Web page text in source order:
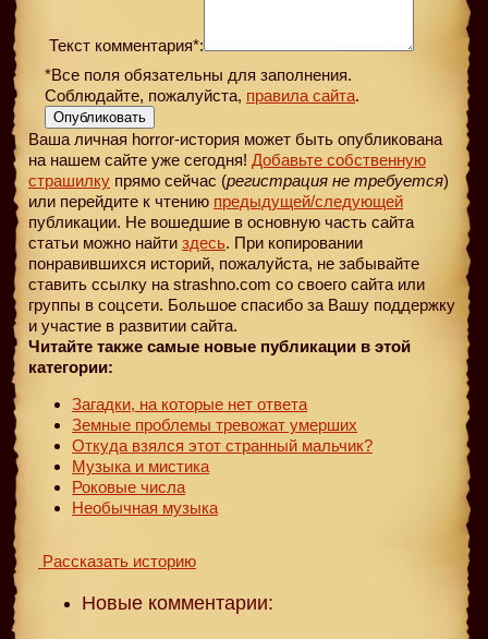
Текст комментария*:
*Все поля обязательны для заполнения.
Соблюдайте, пожалуйста, правила сайта.
Опубликовать
Ваша личная horror-история может быть опубликована
на нашем сайте уже сегодня! Добавьте собственную
страшилку прямо сейчас (регистрация не требуется)
или перейдите к чтению предыдущей/следующей
публикации. Не вошедшие в основную часть сайта
статьи можно найти здесь. При копировании
понравившихся историй, пожалуйста, не забывайте
ставить ссылку на strashno.com со своего сайта или
группы в соцсети. Большое спасибо за Вашу поддержку
и участие в развитии сайта.
Читайте также самые новые публикации в этой
категории:
Загадки, на которые нет ответа
Земные проблемы тревожат умерших
Откуда взялся этот странный мальчик?
Музыка и мистика
Роковые числа
Необычная музыка
Рассказать историю
Новые комментарии: